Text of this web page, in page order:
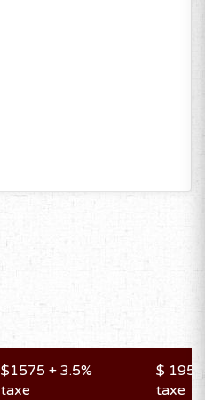
$1575 + 3.5%
taxe
$ 1950
taxe